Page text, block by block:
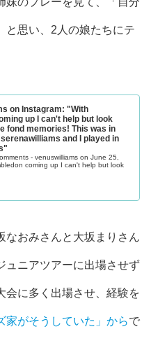
と思い、2人の娘たちにテ
on Instagram: "With
up I can't help but look
fond memories! This was in
and I played in
- venuswilliams on June 25,
coming up I can't help but look
なおみさんと大坂まりさん
ュニアツアーに出場させず
会に多く出場させ、経験を
家がそうしていた」からで